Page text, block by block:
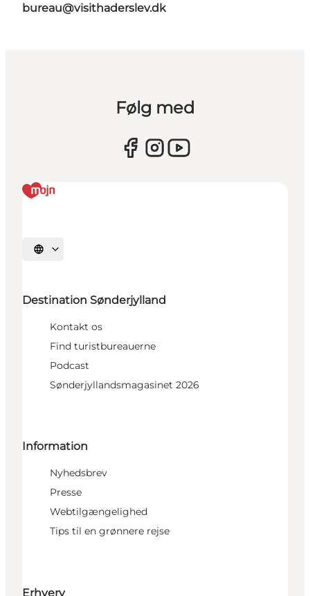
bureau@visithaderslev.dk
Følg med
Vælg sprog
Destination Sønderjylland
Kontakt os
Find turistbureauerne
Podcast
Sønderjyllandsmagasinet 2026
Information
Nyhedsbrev
Presse
Webtilgængelighed
Tips til en grønnere rejse
Erhverv